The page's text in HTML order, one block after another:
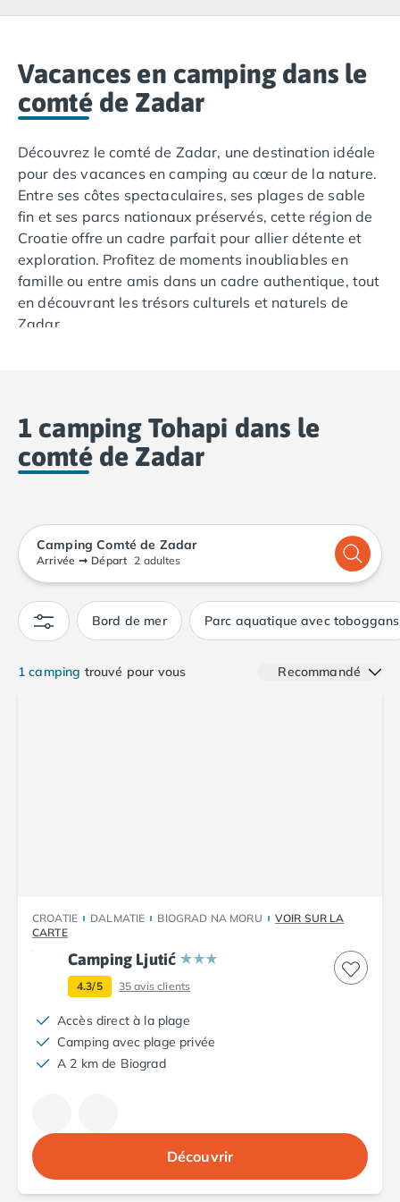
Camping Les Landes
Camping Biscarrosse
Camping Capbreton
Camping Messanges
Camping Moliets et Maa
Camping Sanguinet
Camping Seignosse
Camping Vieux Boucau les Bains
Camping Pyrénées Atlantiques
Camping Bayonne
Camping Biarritz
Camping Bidart
Camping Cabourg
Camping Caen
Camping Honfleur
Camping Manche
Camping Mont Saint Michel
Camping Bretagne
Camping Côtes d'Armor
Camping Erquy
Camping Saint-Cast-le-Guildo
Camping Finistère
Camping Dinard
Camping Saint-Malo
Camping Morbihan
Camping Auray
Camping Carnac
Camping La Trinité sur Mer
Camping Locmariaquer
Camping Penestin
Camping Vannes
Camping Champagne-Ardenne
Camping Ardennes
Vacances en camping dans le
comté de Zadar
Découvrez le comté de Zadar, une destination idéale
pour des vacances en camping au cœur de la nature.
Entre ses côtes spectaculaires, ses plages de sable
fin et ses parcs nationaux préservés, cette région de
Croatie offre un cadre parfait pour allier détente et
exploration. Profitez de moments inoubliables en
famille ou entre amis dans un cadre authentique, tout
en découvrant les trésors culturels et naturels de
Zadar.
1 camping Tohapi dans le
comté de Zadar
Camping Comté de Zadar
Arrivée ➞ Départ 2 adultes
Bord de mer Parc aquatique avec toboggans
1 camping trouvé pour vous Recommandé
CROATIE DALMATIE BIOGRAD NA MORU
VOIR SUR LA
CARTE
Camping Ljutić
4.3/5 35avis clients
Accès direct à la plage
Camping avec plage privée
A 2 km de Biograd
Découvrir